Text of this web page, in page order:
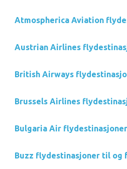
Atmospherica Aviation
Austrian Airlines
British Airways
Brussels Airlines
Bulgaria Air
Buzz flydestinasjoner til og